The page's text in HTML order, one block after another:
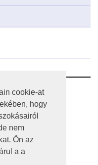
cookie-at
hogy
nem
Ön az
a a